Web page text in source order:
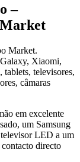
–
Market.
Xiaomi,
televisores,
câmaras
em excelente
um Samsung
LED a um
directo